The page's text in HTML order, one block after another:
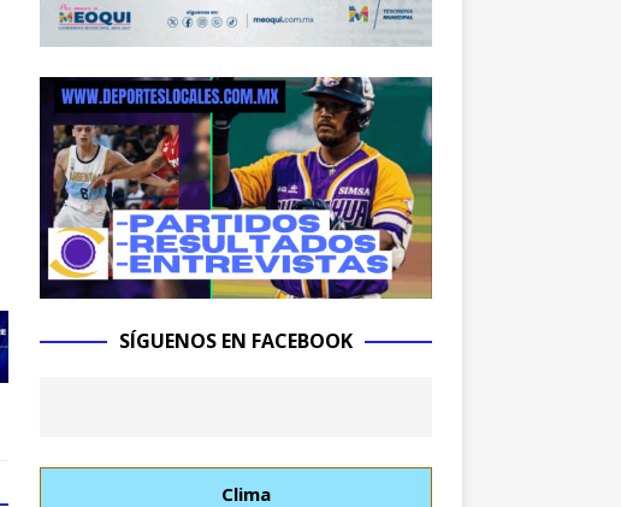
SÍGUENOS EN FACEBOOK
Clima